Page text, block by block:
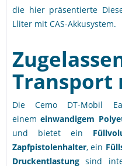
die hier präsentierte
Lliter mit CAS-Akkusystem.
Transport
Die Cemo DT-Mobil
einemeinwandigem
und bietet ein
Zapfpistolenhalter, ein
Druckentlastung sind